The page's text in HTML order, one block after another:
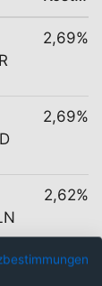
2,69%
2,69%
2,62%